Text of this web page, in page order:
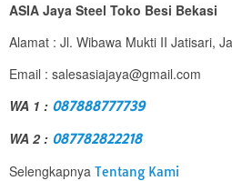
ASIA Jaya Steel Toko Besi Bekasi
Alamat : Jl. Wibawa Mukti II Jatisari,
Email : salesasiajaya@gmail.com
WA 1 : 087888777739
WA 2 : 087782822218
Selengkapnya Tentang Kami